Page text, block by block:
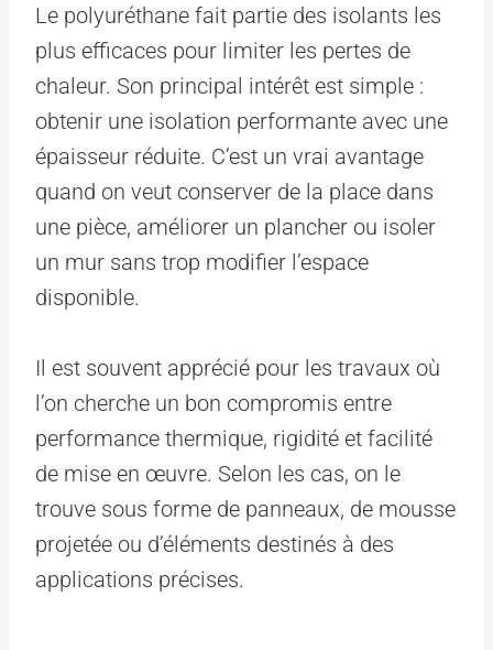
Le polyuréthane fait partie des isolants les
plus efficaces pour limiter les pertes de
chaleur. Son principal intérêt est simple :
obtenir une isolation performante avec une
épaisseur réduite. C’est un vrai avantage
quand on veut conserver de la place dans
une pièce, améliorer un plancher ou isoler
un mur sans trop modifier l’espace
disponible.
Il est souvent apprécié pour les travaux où
l’on cherche un bon compromis entre
performance thermique, rigidité et facilité
de mise en œuvre. Selon les cas, on le
trouve sous forme de panneaux, de mousse
projetée ou d’éléments destinés à des
applications précises.